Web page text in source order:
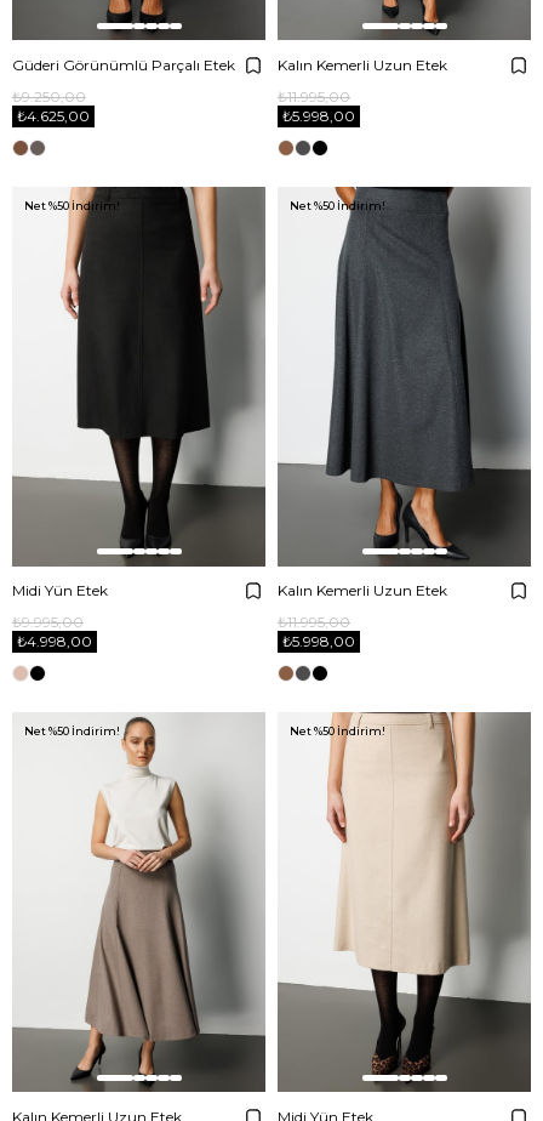
Güderi Görünümlü Parçalı Etek
₺4.625,00
₺9.250,00
Kalın Kemerli Uzun Etek
₺5.998,00
₺11.995,00
Midi Yün Etek
₺4.998,00
₺9.995,00
Net %50 İndirim!
Kalın Kemerli Uzun Etek
₺5.998,00
₺11.995,00
Net %50 İndirim!
Kalın Kemerli Uzun Etek
Net %50 İndirim!
Midi Yün Etek
Net %50 İndirim!